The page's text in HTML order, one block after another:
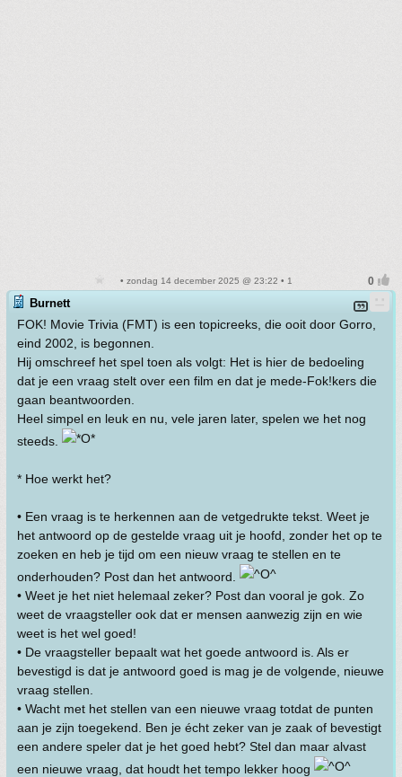
• zondag 14 december 2025 @ 23:22 • 1
Burnett
FOK! Movie Trivia (FMT) is een topicreeks, die ooit door Gorro,
eind 2002, is begonnen.
Hij omschreef het spel toen als volgt: Het is hier de bedoeling
dat je een vraag stelt over een film en dat je mede-Fok!kers die
gaan beantwoorden.
Heel simpel en leuk en nu, vele jaren later, spelen we het nog
steeds.
* Hoe werkt het?
• Een vraag is te herkennen aan de vetgedrukte tekst. Weet je
het antwoord op de gestelde vraag uit je hoofd, zonder het op te
zoeken en heb je tijd om een nieuw vraag te stellen en te
onderhouden? Post dan het antwoord.
• Weet je het niet helemaal zeker? Post dan vooral je gok. Zo
weet de vraagsteller ook dat er mensen aanwezig zijn en wie
weet is het wel goed!
• De vraagsteller bepaalt wat het goede antwoord is. Als er
bevestigd is dat je antwoord goed is mag je de volgende, nieuwe
vraag stellen.
• Wacht met het stellen van een nieuwe vraag totdat de punten
aan je zijn toegekend. Ben je écht zeker van je zaak of bevestigt
een andere speler dat je het goed hebt? Stel dan maar alvast
een nieuwe vraag, dat houdt het tempo lekker hoog